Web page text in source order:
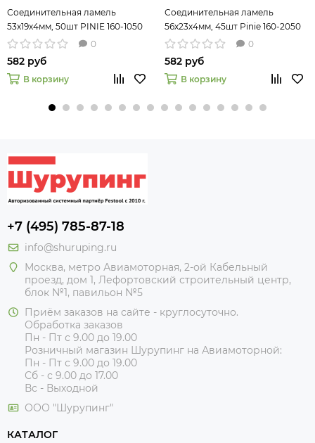
Соединительная ламель
53х19х4мм, 50шт PINIE 160-1050
0
582 руб
В корзину
Соединительная ламель
56х23х4мм, 45шт Pinie 160-2050
0
582 руб
В корзину
+7 (495) 785-87-18
info@shuruping.ru
Москва, метро Авиамоторная, 2-ой Кабельный
проезд, дом 1, Лефортовский строительный центр,
блок №1, павильон №5
Приём заказов на сайте - круглосуточно.
Обработка заказов
Пн - Пт с 9.00 до 19.00
Розничный магазин Шурупинг на Авиамоторной:
Пн - Пт с 9.00 до 19.00
Сб - с 9.00 до 17.00
Вс - Выходной
ООО "Шурупинг"
КАТАЛОГ